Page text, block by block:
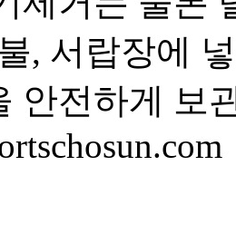
, 서랍장에
안전하게 보